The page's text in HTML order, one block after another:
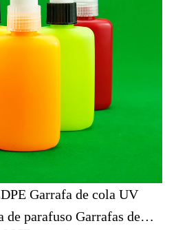
Garrafa de cola UV
de parafuso Garrafas de